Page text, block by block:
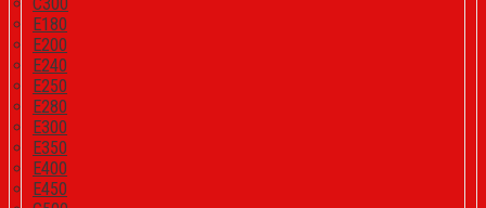
E180
E200
E240
E250
E280
E300
E350
E400
E450